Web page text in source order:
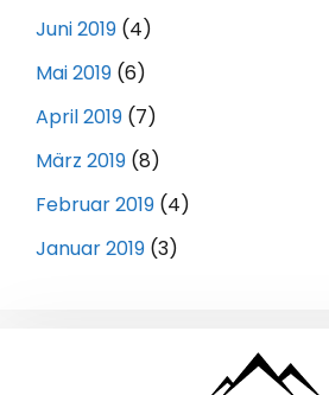
Juni 2019 (4)
Mai 2019 (6)
April 2019 (7)
März 2019 (8)
Februar 2019 (4)
Januar 2019 (3)